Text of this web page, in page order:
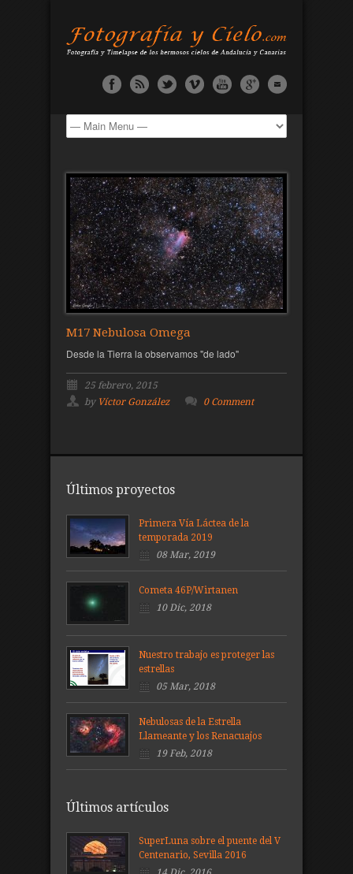
M17 Nebulosa Omega
Desde la Tierra la observamos "de lado"
25 febrero, 2015
by Víctor González 0 Comment
Últimos proyectos
Primera Vía Láctea de la
temporada 2019
08 Mar, 2019
Cometa 46P/Wirtanen
10 Dic, 2018
Nuestro trabajo es proteger las
estrellas
05 Mar, 2018
Nebulosas de la Estrella
Llameante y los Renacuajos
19 Feb, 2018
Últimos artículos
SuperLuna sobre el puente del V
Centenario, Sevilla 2016